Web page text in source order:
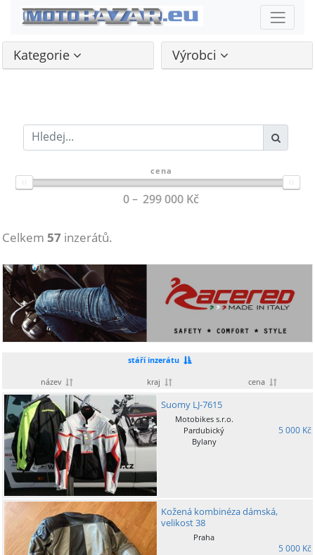
Kategorie Výrobci
cena
0 299 000 Kč
Celkem 57 inzerátů.
stáří inzerátu
název kraj cena
Suomy LJ-7615
Motobikes s.r.o.
Pardubický
Bylany
5 000 Kč
Kožená kombinéza dámská,
velikost 38
Praha
5 000 Kč